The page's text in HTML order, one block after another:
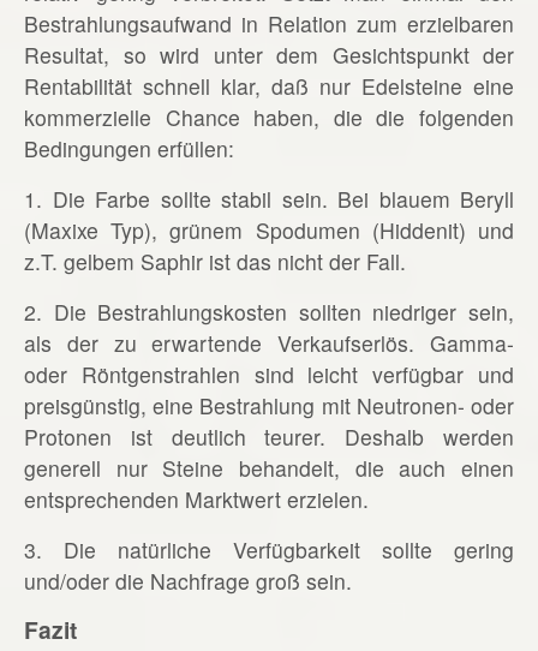
Bestrahlungsaufwand in Relation zum erzielbaren
Resultat, so wird unter dem Gesichtspunkt der
Rentabilität schnell klar, daß nur Edelsteine eine
kommerzielle Chance haben, die die folgenden
Bedingungen erfüllen:
1. Die Farbe sollte stabil sein. Bei blauem Beryll
(Maxixe Typ), grünem Spodumen (Hiddenit) und
z.T. gelbem Saphir ist das nicht der Fall.
2. Die Bestrahlungskosten sollten niedriger sein,
als der zu erwartende Verkaufserlös. Gamma-
oder Röntgenstrahlen sind leicht verfügbar und
preisgünstig, eine Bestrahlung mit Neutronen- oder
Protonen ist deutlich teurer. Deshalb werden
generell nur Steine behandelt, die auch einen
entsprechenden Marktwert erzielen.
3. Die natürliche Verfügbarkeit sollte gering
und/oder die Nachfrage groß sein.
Fazit